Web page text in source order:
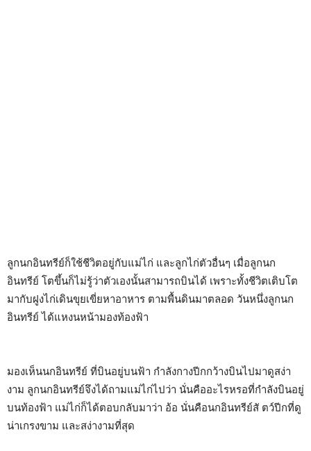
ลูกนกอินทรีย์ก็ใช้ชีวิตอยู่กับแม่ไก่ และลูกไก่ตัวอื่นๆ เมื่อลูกนก
อินทรีย์ โตขึ้นก็ไม่รู้ว่าตัวเองนั้นสามารถบินได้ เพราะทั้งชีวิตเติบโต
มากับฝูงไก่เดินขุยเขี่ยหาอาหาร ตามพื้นดินมาตลอด วันหนึ่งลูกนก
อินทรีย์ ได้แหงนหน้ามองท้องฟ้า
มองเห็นนกอินทรีย์ ที่บินอยู่บนฟ้า กำลังกางปีกกว้างบินไปมาดูสง่า
งาม ลูกนกอินทรีย์จึงได้ถามแม่ไก่ไปว่า นั่นคืออะไรหรอที่กำลังบินอยู่
บนท้องฟ้า แม่ไก่ก็ได้ตอบกลับมาว่า อ้อ นั่นคือนกอินทรีย์สั ตว์ปีกที่ดู
น่าเกรงขาม และสง่างามที่สุด